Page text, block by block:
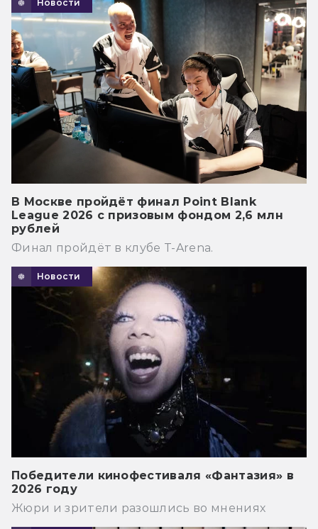
Новости
В Москве пройдёт финал Point Blank
League 2026 с призовым фондом 2,6 млн
рублей
Финал пройдёт в клубе T-Arena.
Новости
Победители кинофестиваля «Фантазия» в
2026 году
Жюри и зрители разошлись во мнениях